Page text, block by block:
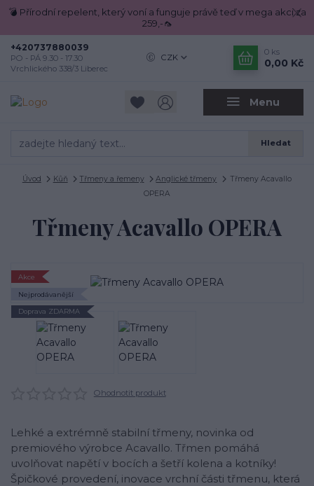
💣 Přírodní repelent, který voní a funguje právě teď v mega akci za
259,-🦟
Menu
CZK
Hledat
+420737880039
PO - PÁ 9.30 - 17.30
Vrchlického 338/3 Liberec
0 ks
0,00 Kč
Úvod Kůň Třmeny a řemeny Anglické třmeny
Třmeny Acavallo
OPERA
Třmeny Acavallo OPERA
Akce
Nejprodávanější
Doprava ZDARMA
Ohodnotit produkt
Lehké a extrémně stabilní třmeny, novinka od
premiového výrobce Acavallo. Třmen pomáhá
uvolňovat napětí v bocích a šetří kolena a kotníky!
Špičkové provedení, inovace vrchní části třmenu, která